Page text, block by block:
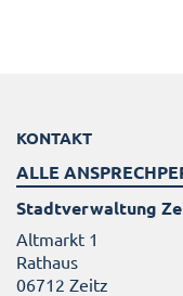
KONTAKT
ALLE
Stadtverwaltung
Altmarkt 1
Rathaus
06712 Zeitz